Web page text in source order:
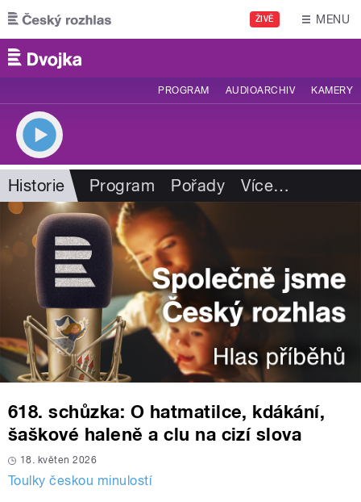
Přejít k hlavnímu obsahu
ŽIVĚ MENU
PROGRAM AUDIOARCHIV KAMERY
Historie Program Pořady Více…
618. schůzka: O hatmatilce, kdákání,
šaškové haleně a clu na cizí slova
18. květen 2026
Toulky českou minulostí